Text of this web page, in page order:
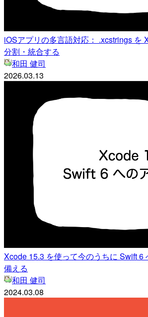
iOSアプリの多言語対応： .xcstrings を
分割・統合する
和田 健司
2026.03.13
Xcode 15.3 を使って今のうちに Swift 6
備える
和田 健司
2024.03.08